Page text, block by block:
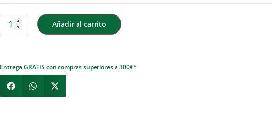
Añadir al carrito
Entrega GRATIS con compras superiores a 300€*